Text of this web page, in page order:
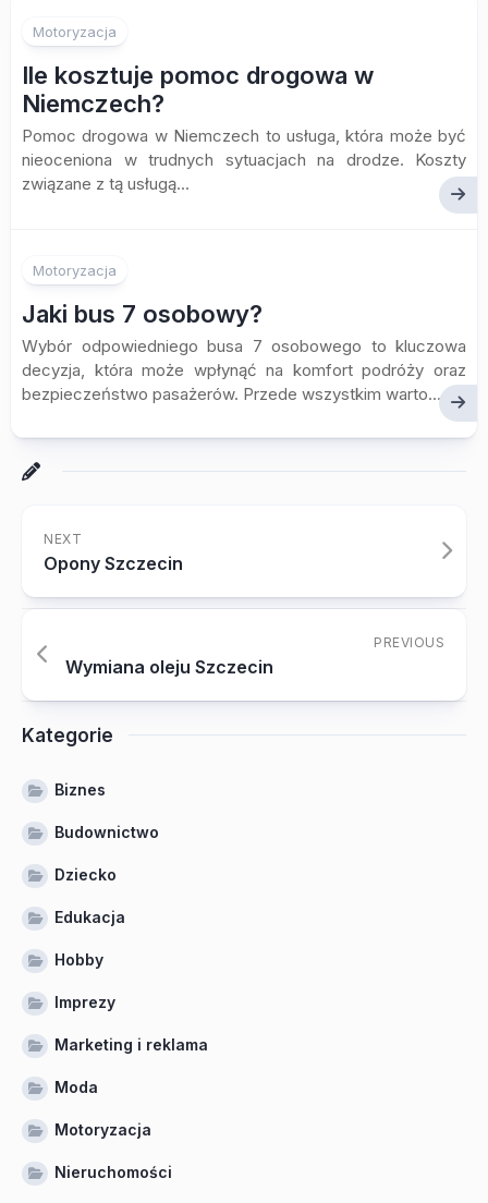
Motoryzacja
Ile kosztuje pomoc drogowa w
Niemczech?
Pomoc drogowa w Niemczech to usługa, która może być
nieoceniona w trudnych sytuacjach na drodze. Koszty
związane z tą usługą...
Motoryzacja
Jaki bus 7 osobowy?
Wybór odpowiedniego busa 7 osobowego to kluczowa
decyzja, która może wpłynąć na komfort podróży oraz
bezpieczeństwo pasażerów. Przede wszystkim warto...
NEXT
Opony Szczecin
PREVIOUS
Wymiana oleju Szczecin
Kategorie
Biznes
Budownictwo
Dziecko
Edukacja
Hobby
Imprezy
Marketing i reklama
Moda
Motoryzacja
Nieruchomości